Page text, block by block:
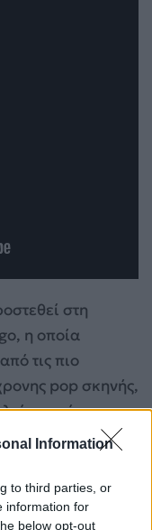
Information
to third parties, or
information for
below opt-out
στη
η οποία
τις πιο
pop σκηνής,
παγκόσμιο
για «μυστικό»